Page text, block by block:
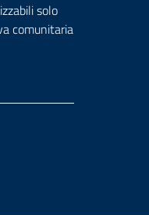
solo
comunitaria